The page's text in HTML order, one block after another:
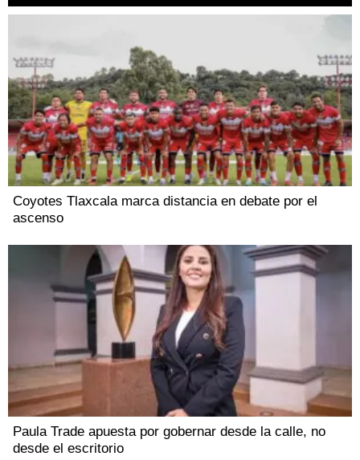
Coyotes Tlaxcala marca distancia en debate por el
ascenso
Paula Trade apuesta por gobernar desde la calle, no
desde el escritorio